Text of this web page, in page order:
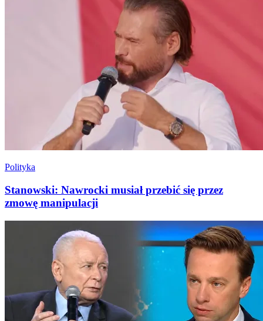
Polityka
Stanowski: Nawrocki musiał przebić się przez
zmowę manipulacji